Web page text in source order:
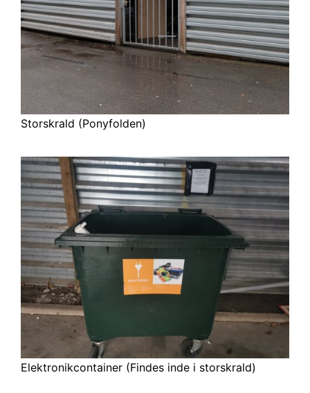
Storskrald (Ponyfolden)
Elektronikcontainer (Findes inde i storskrald)